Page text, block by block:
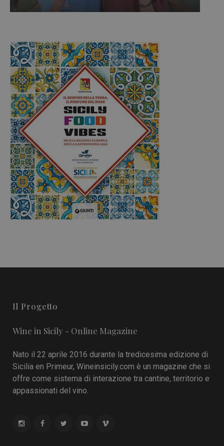
Il Progetto
Wine in Sicily - Online Magazine
Nato il 22 aprile 2016 durante la tredicesima edizione di
Sicilia en Primeur, Wineinsicily.com è un magazine che si
offre come sistema di interazione tra cantine, territorio e
appassionati del vino.